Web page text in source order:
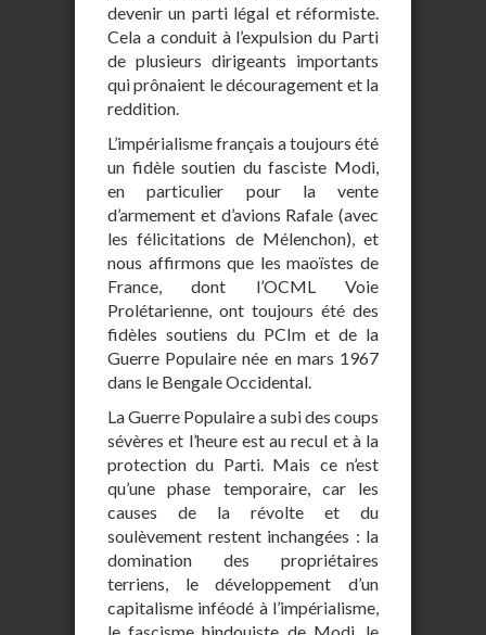
devenir un parti légal et réformiste.
Cela a conduit à l’expulsion du Parti
de plusieurs dirigeants importants
qui prônaient le découragement et la
reddition.
L’impérialisme français a toujours été
un fidèle soutien du fasciste Modi,
en particulier pour la vente
d’armement et d’avions Rafale (avec
les félicitations de Mélenchon), et
nous affirmons que les maoïstes de
France, dont l’OCML Voie
Prolétarienne, ont toujours été des
fidèles soutiens du PCIm et de la
Guerre Populaire née en mars 1967
dans le Bengale Occidental.
La Guerre Populaire a subi des coups
sévères et l’heure est au recul et à la
protection du Parti. Mais ce n’est
qu’une phase temporaire, car les
causes de la révolte et du
soulèvement restent inchangées : la
domination des propriétaires
terriens, le développement d’un
capitalisme inféodé à l’impérialisme,